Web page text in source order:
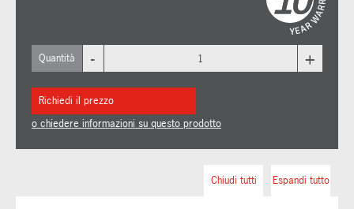
Quantità - +
Richiedi il prezzo
o chiedere informazioni su questo prodotto
Espandi tutto
Chiudi tutti